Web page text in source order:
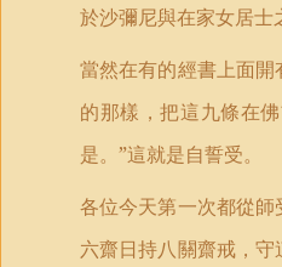
於沙彌尼與在家女居
當然在有的經書上面
的那樣，把這九條在
是。”這就是自誓受。
各位今天第一次都從
六齋日持八關齋戒，